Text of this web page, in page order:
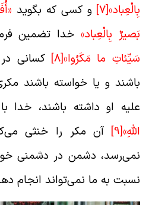
[7] و کسی که بگوید
بِالْعِباد»خدا تضمین
ما مَكَرُوا»[8]
کسانی در
و یا خواسته باشند مکری
او داشته باشند، خدا
[9]
آن مکر را خنثی
دشمن در دشمنی خود
به ما نمی‌تواند انجام دهد